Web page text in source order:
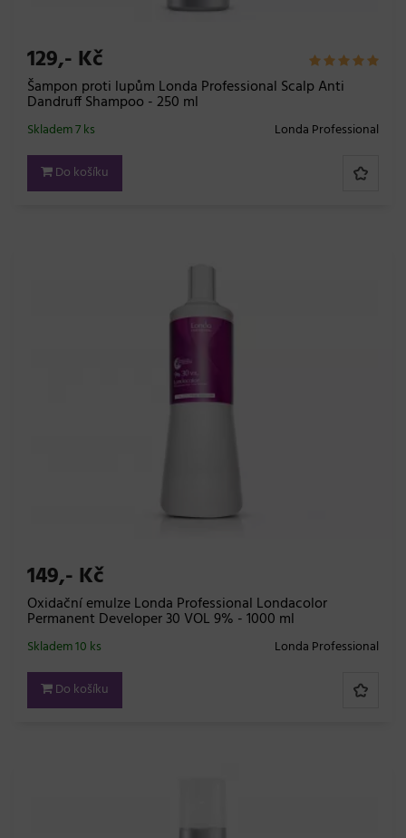
129,- Kč
Šampon proti lupům Londa Professional Scalp Anti
Dandruff Shampoo - 250 ml
Londa Professional
Skladem 7 ks
Do košíku
149,- Kč
Oxidační emulze Londa Professional Londacolor
Permanent Developer 30 VOL 9% - 1000 ml
Londa Professional
Skladem 10 ks
Do košíku